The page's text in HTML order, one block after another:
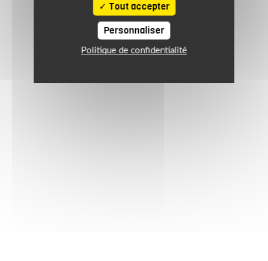
Tout accepter
Personnaliser
Politique de confidentialité